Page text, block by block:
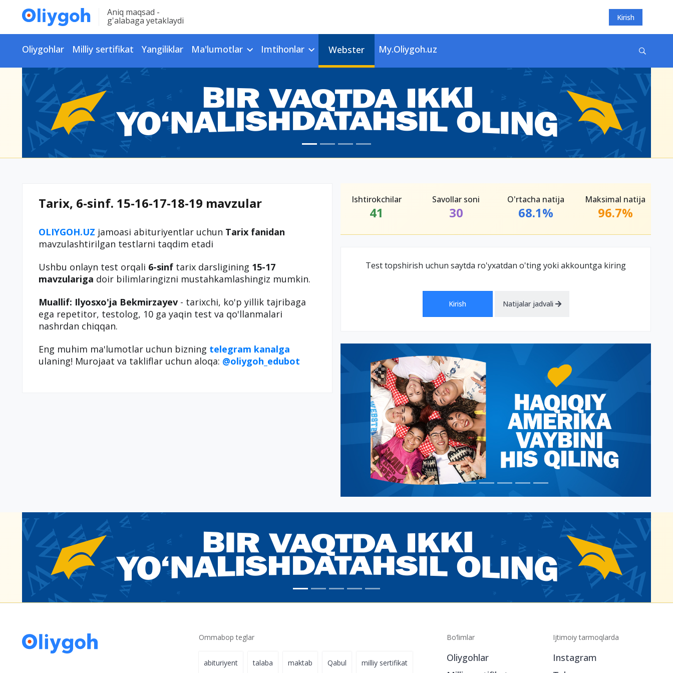
Aniq maqsad -
g'alabaga yetaklaydi Kirish
Oliygohlar Milliy sertifikat Yangiliklar Ma'lumotlar Imtihonlar Webster My.Oliygoh.uz
Tarix, 6-sinf. 15-16-17-18-19 mavzular
OLIYGOH.UZ jamoasi abituriyentlar uchun Tarix fanidan
mavzulashtirilgan testlarni taqdim etadi
Ushbu onlayn test orqali 6-sinf tarix darsligining 15-17
mavzulariga doir bilimlaringizni mustahkamlashingiz mumkin.
Muallif: Ilyosxo'ja Bekmirzayev - tarixchi, ko'p yillik tajribaga
ega repetitor, testolog, 10 ga yaqin test va qo'llanmalari
nashrdan chiqqan.
Eng muhim ma'lumotlar uchun bizning telegram kanalga
ulaning! Murojaat va takliflar uchun aloqa: @oliygoh_edubot
Ishtirokchilar
41
Savollar soni
30
O'rtacha natija
68.1%
Maksimal natija
96.7%
Test topshirish uchun saytda ro'yxatdan o'ting yoki akkountga kiring
Kirish Natijalar jadvali
Ommabop teglar
abituriyent talaba maktab Qabul milliy sertifikat
Bo‘limlar
Oliygohlar
Ijtimoiy tarmoqlarda
Instagram